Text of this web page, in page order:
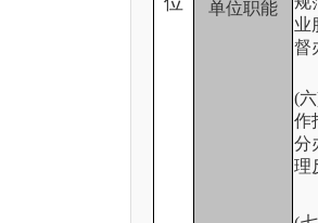
单位职能
业
督
(
作
分
理